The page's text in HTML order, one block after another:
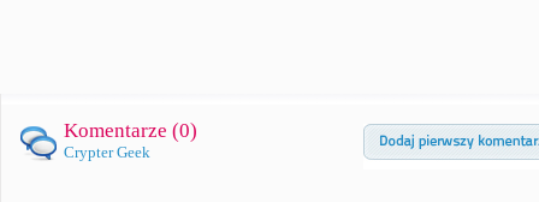
Komentarze (0)
Crypter Geek